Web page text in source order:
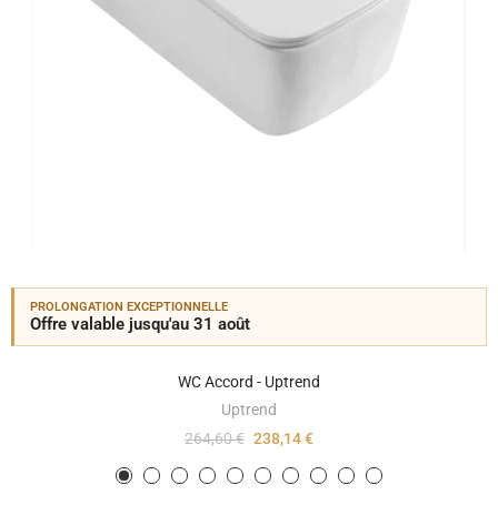
PROLONGATION EXCEPTIONNELLE
Offre valable jusqu'au 31 août
WC Accord - Uptrend
Uptrend
264,60 € 238,14 €